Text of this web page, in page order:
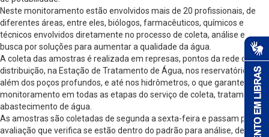
Neste monitoramento estão envolvidos mais de 20 profissionais, de
diferentes áreas, entre eles, biólogos, farmacêuticos, químicos e
técnicos envolvidos diretamente no processo de coleta, análise e
busca por soluções para aumentar a qualidade da água.
A coleta das amostras é realizada em represas, pontos da rede de
distribuição, na Estação de Tratamento de Água, nos reservatórios,
além dos poços profundos, e até nos hidrômetros, o que garante o
monitoramento em todas as etapas do serviço de coleta, tratamento e
abastecimento de água.
As amostras são coletadas de segunda a sexta-feira e passam por
avaliação que verifica se estão dentro do padrão para análise, depois